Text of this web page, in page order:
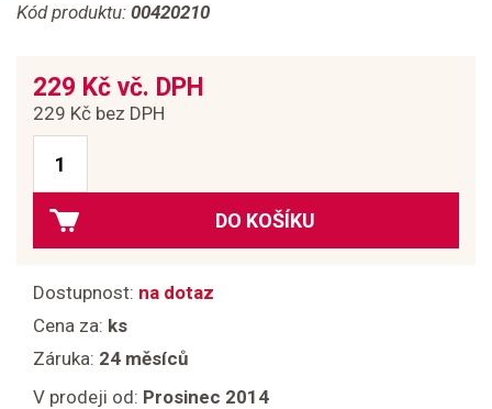
Kód produktu: 00420210
229 Kč vč. DPH
229 Kč bez DPH
DO KOŠÍKU
Dostupnost: na dotaz
Cena za: ks
Záruka: 24 měsíců
V prodeji od: Prosinec 2014